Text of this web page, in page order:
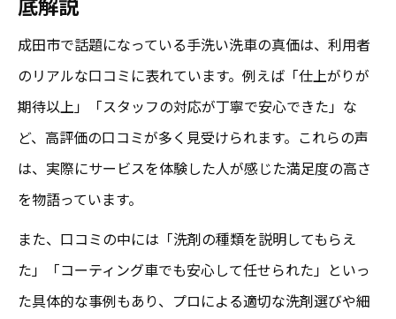
成田市で話題になっている手洗い洗車の真価は、利用者
のリアルな口コミに表れています。例えば「仕上がりが
期待以上」「スタッフの対応が丁寧で安心できた」な
ど、高評価の口コミが多く見受けられます。これらの声
は、実際にサービスを体験した人が感じた満足度の高さ
を物語っています。
また、口コミの中には「洗剤の種類を説明してもらえ
た」「コーティング車でも安心して任せられた」といっ
た具体的な事例もあり、プロによる適切な洗剤選びや細